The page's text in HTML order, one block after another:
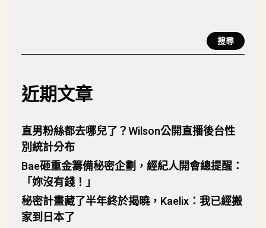
搜尋
近期文章
直男粉絲都去哪兒了？Wilson公開直播後台性
別統計分布
Bae砸重金籌備秘密企劃，經紀人開會總提醒：
「妳沒有錢！」
秘密計畫藏了半年終於揭曉，Kaelix：我已經搬
家到日本了